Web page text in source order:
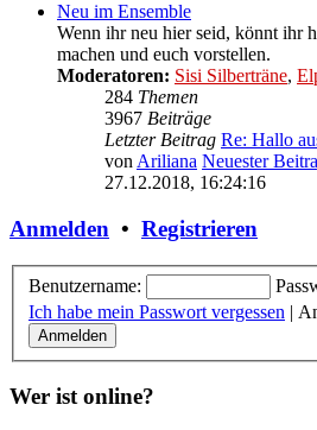
Neu im Ensemble
Wenn ihr neu hier seid, könnt ihr
machen und euch vorstellen.
Moderatoren: Sisi Silberträne,
284 Themen
3967 Beiträge
Letzter Beitrag Re: Hallo
vonAriliana Neuester
27.12.2018, 16:24:16
Anmelden • Registrieren
Benutzername:
Ich habe mein Passwort vergessen |
Wer ist online?